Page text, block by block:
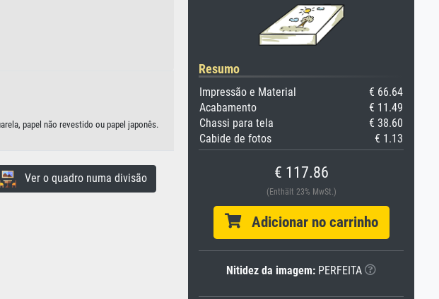
papel não revestido ou papel japonês.
Ver o quadro numa divisão
Resumo
Impressão e Material
€ 66.64
Acabamento
€ 11.49
Chassi para tela
€ 38.60
Cabide de fotos
€ 1.13
€ 117.86
(Enthält 23% MwSt.)
Adicionar no carrinho
Nitidez da imagem: PERFEITA